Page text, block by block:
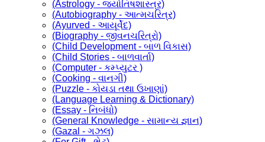
(Astrology - જ્યોતિષશાસ્ત્ર)
(Autobiography - આત્મચરિત્ર)
(Ayurved - આયૂર્વેદ)
(Biography - જીવનચરિત્રો)
(Child Development - બાળ વિકાસ)
(Child Stories - બાળવાર્તા)
(Computer - કમ્પ્યુટર )
(Cooking - વાનગી)
(Puzzle - કોયડા તથા ઉખાણાં)
(Language Learning & Dictionary)
(Essay - નિબંધો)
(General Knowledge - સામાન્ય જ્ઞાન)
(Gazal - ગઝલ)